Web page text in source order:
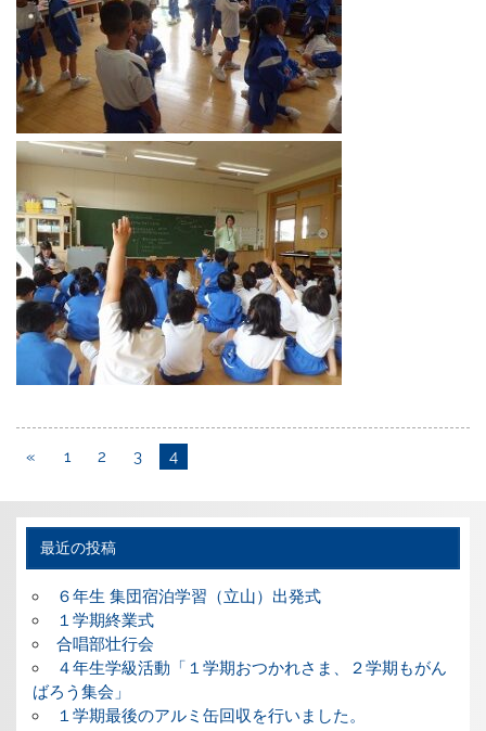
« 1 2 3 4
最近の投稿
６年生 集団宿泊学習（立山）出発式
１学期終業式
合唱部壮行会
４年生学級活動「１学期おつかれさま、２学期もがん
ばろう集会」
１学期最後のアルミ缶回収を行いました。